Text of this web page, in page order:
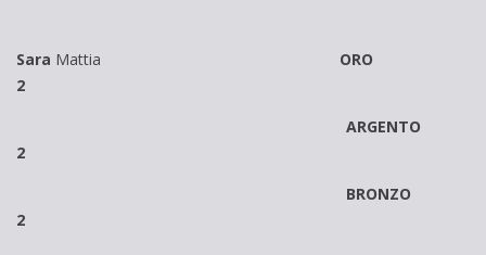
Sara Mattia ORO
2
ARGENTO
2
BRONZO
2